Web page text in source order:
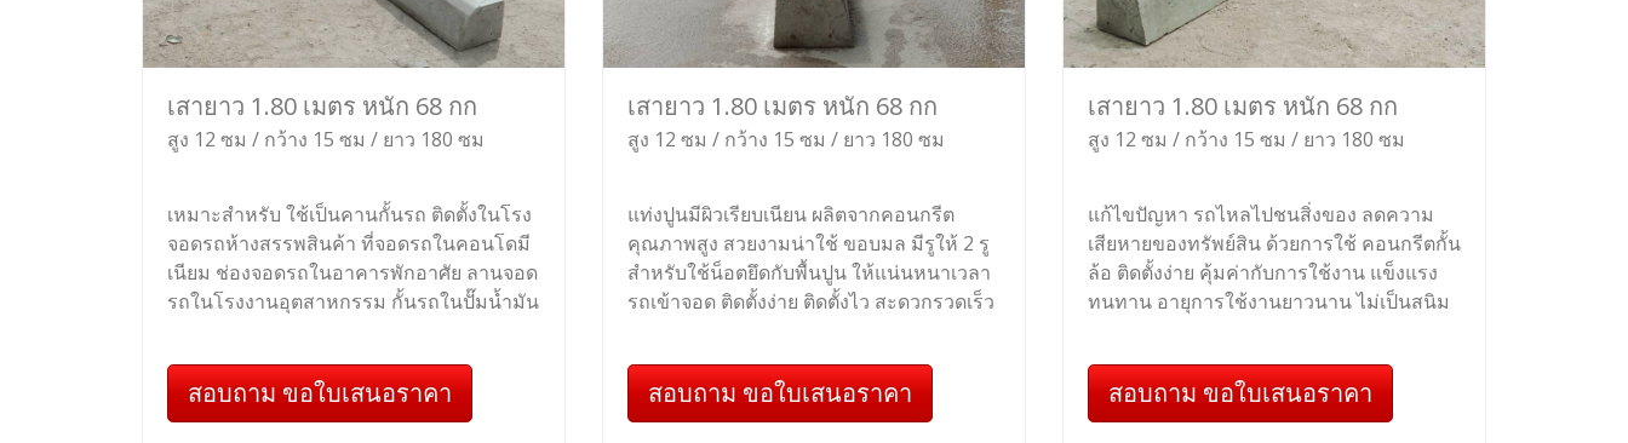
เสายาว 1.80 เมตร หนัก 68 กก
สูง 12 ซม / กว้าง 15 ซม / ยาว 180 ซม
เหมาะสำหรับ ใช้เป็นคานกั้นรถ ติดตั้งในโรง
จอดรถห้างสรรพสินค้า ที่จอดรถในคอนโดมี
เนียม ช่องจอดรถในอาคารพักอาศัย ลานจอด
รถในโรงงานอุตสาหกรรม กั้นรถในปั๊มน้ำมัน
สอบถาม ขอใบเสนอราคา
เสายาว 1.80 เมตร หนัก 68 กก
สูง 12 ซม / กว้าง 15 ซม / ยาว 180 ซม
แท่งปูนมีผิวเรียบเนียน ผลิตจากคอนกรีต
คุณภาพสูง สวยงามน่าใช้ ขอบมล มีรูให้ 2 รู
สำหรับใช้น็อตยึดกับพื้นปูน ให้แน่นหนาเวลา
รถเข้าจอด ติดตั้งง่าย ติดตั้งไว สะดวกรวดเร็ว
สอบถาม ขอใบเสนอราคา
เสายาว 1.80 เมตร หนัก 68 กก
สูง 12 ซม / กว้าง 15 ซม / ยาว 180 ซม
แก้ไขปัญหา รถไหลไปชนสิ่งของ ลดความ
เสียหายของทรัพย์สิน ด้วยการใช้ คอนกรีตกั้น
ล้อ ติดตั้งง่าย คุ้มค่ากับการใช้งาน แข็งแรง
ทนทาน อายุการใช้งานยาวนาน ไม่เป็นสนิม
สอบถาม ขอใบเสนอราคา